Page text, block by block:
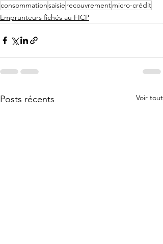
consommationsaisie recouvrementmicro-crédit
Emprunteurs fichés au FICP
Posts récents Voir tout